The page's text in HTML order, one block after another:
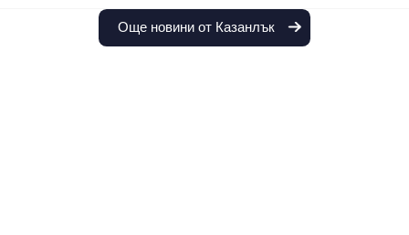
Още новини от Казанлък